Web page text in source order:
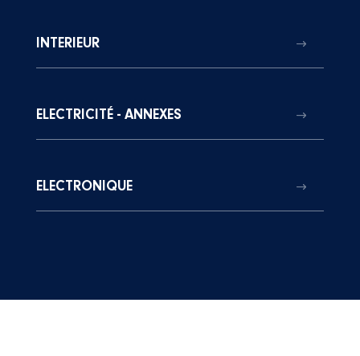
INTERIEUR
ELECTRICITÉ - ANNEXES
ELECTRONIQUE